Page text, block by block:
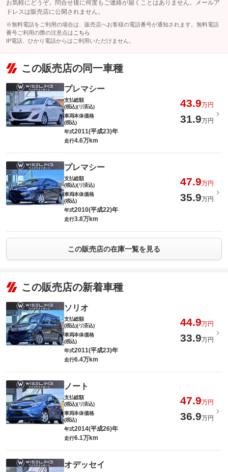
お気軽にどうぞ。問合せ後に何度もご連絡が届くことはありません。メールア
ドレスは販売店に公開されません。
※無料電話をご利用の場合は、販売店へお客様の電話番号が通知されます。無料電話
番号ご利用の際の注意点は こちら
IP電話、ひかり電話からはご利用いただけません。
この販売店の同一車種
プレマシー
支払総額
(税込)(リ済込)
43.9万円
車両本体価格
(税込)
31.9万円
年式2011(平成23)年
走行4.6万km
プレマシー
支払総額
(税込)(リ済込)
47.9万円
車両本体価格
(税込)
35.9万円
年式2010(平成22)年
走行3.8万km
この販売店の在庫一覧を見る
この販売店の新着車種
ソリオ
支払総額
(税込)(リ済込)
44.9万円
車両本体価格
(税込)
33.9万円
年式2011(平成23)年
走行6.4万km
ノート
支払総額
(税込)(リ済込)
47.9万円
車両本体価格
(税込)
36.9万円
年式2014(平成26)年
走行6.1万km
オデッセイ